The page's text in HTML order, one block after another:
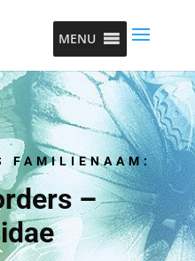
MENU
FAMILIENAAM:
–